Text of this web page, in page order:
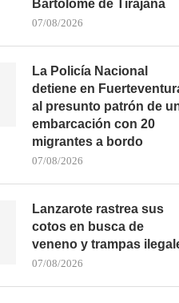
Bartolomé de Tirajana
07/08/2026
La Policía Nacional
detiene en
al presunto patrón de
embarcación con 20
migrantes a bordo
07/08/2026
Lanzarote rastrea sus
cotos en busca de
veneno y trampas
07/08/2026